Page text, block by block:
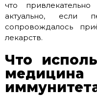
что
актуально, если
сопровождалось
лекарств.
Что